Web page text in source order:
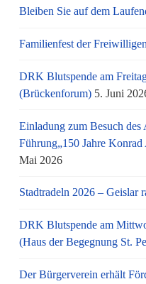
Bleiben Sie auf dem
Familienfest der
DRK Blutspende am
(Brückenforum) 5. Juni
Einladung zum Besuch
Führung„150 Jahre
Mai 2026
Stadtradeln 2026 – Geislar
DRK Blutspende am
(Haus der Begegnung St.
Der Bürgerverein erhält